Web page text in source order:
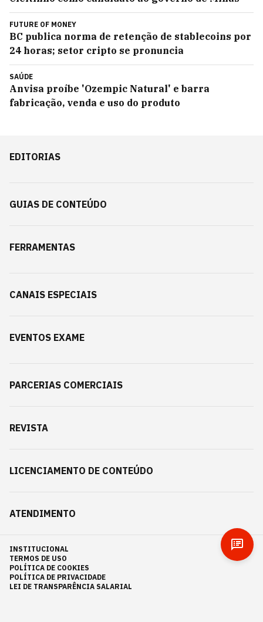
FUTURE OF MONEY
BC publica norma de retenção de stablecoins por
24 horas; setor cripto se pronuncia
SAÚDE
Anvisa proíbe 'Ozempic Natural' e barra
fabricação, venda e uso do produto
EDITORIAS
GUIAS DE CONTEÚDO
FERRAMENTAS
CANAIS ESPECIAIS
EVENTOS EXAME
PARCERIAS COMERCIAIS
REVISTA
LICENCIAMENTO DE CONTEÚDO
ATENDIMENTO
INSTITUCIONAL
TERMOS DE USO
POLÍTICA DE COOKIES
POLÍTICA DE PRIVACIDADE
LEI DE TRANSPARÊNCIA SALARIAL